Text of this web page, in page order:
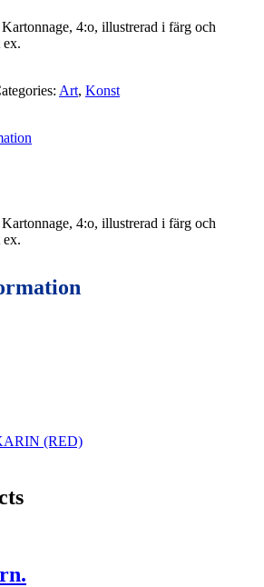
4:o, illustrerad i färg och
ex.
Art, Konst
4:o, illustrerad i färg och
ex.
(RED)